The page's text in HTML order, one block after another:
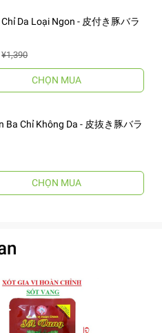
Da Loại Ngon - 皮付き豚バラ
¥1,390
CHỌN MUA
Ba Chỉ Không Da - 皮抜き豚バラ
CHỌN MUA